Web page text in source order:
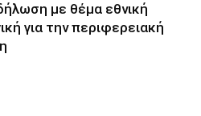
με θέμα εθνική
για την περιφερειακή